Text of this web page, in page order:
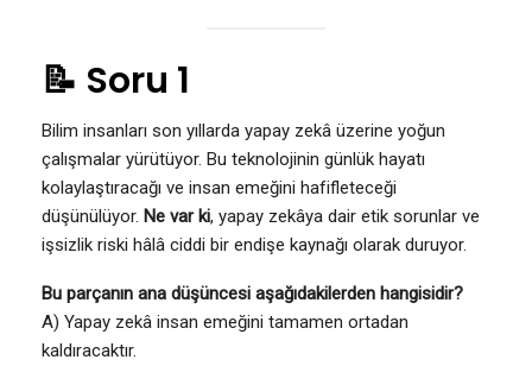
📝 Soru 1
Bilim insanları son yıllarda yapay zekâ üzerine yoğun
çalışmalar yürütüyor. Bu teknolojinin günlük hayatı
kolaylaştıracağı ve insan emeğini hafifleteceği
düşünülüyor. Ne var ki, yapay zekâya dair etik sorunlar ve
işsizlik riski hâlâ ciddi bir endişe kaynağı olarak duruyor.
Bu parçanın ana düşüncesi aşağıdakilerden hangisidir?
A) Yapay zekâ insan emeğini tamamen ortadan
kaldıracaktır.